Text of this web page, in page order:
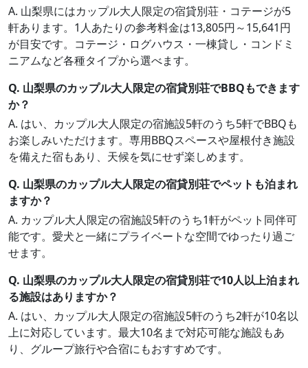
A. 山梨県にはカップル大人限定の宿貸別荘・コテージが5
軒あります。1人あたりの参考料金は13,805円～15,641円
が目安です。コテージ・ログハウス・一棟貸し・コンドミ
ニアムなど各種タイプから選べます。
Q. 山梨県のカップル大人限定の宿貸別荘でBBQもできます
か？
A. はい、カップル大人限定の宿施設5軒のうち5軒でBBQも
お楽しみいただけます。専用BBQスペースや屋根付き施設
を備えた宿もあり、天候を気にせず楽しめます。
Q. 山梨県のカップル大人限定の宿貸別荘でペットも泊まれ
ますか？
A. カップル大人限定の宿施設5軒のうち1軒がペット同伴可
能です。愛犬と一緒にプライベートな空間でゆったり過ご
せます。
Q. 山梨県のカップル大人限定の宿貸別荘で10人以上泊まれ
る施設はありますか？
A. はい、カップル大人限定の宿施設5軒のうち2軒が10名以
上に対応しています。最大10名まで対応可能な施設もあ
り、グループ旅行や合宿にもおすすめです。